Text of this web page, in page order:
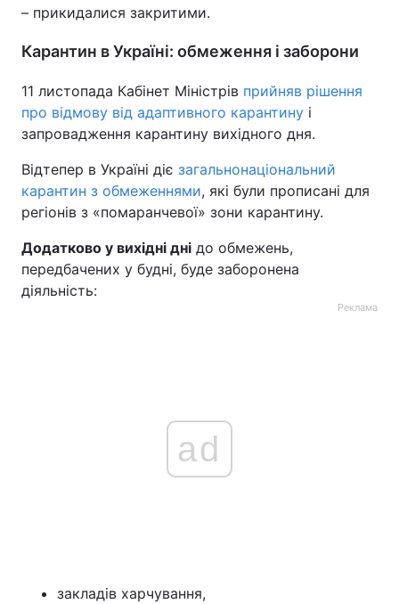
– прикидалися закритими.
Карантин в Україні: обмеження і заборони
11 листопада Кабінет Міністрів прийняв рішення
про відмову від адаптивного карантину і
запровадження карантину вихідного дня.
Відтепер в Україні діє загальнонаціональний
карантин з обмеженнями, які були прописані для
регіонів з «помаранчевої» зони карантину.
Додатково у вихідні дні до обмежень,
передбачених у будні, буде заборонена
діяльність:
Реклама
ad
закладів харчування,